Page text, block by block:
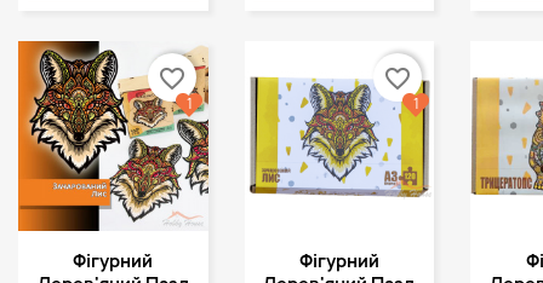
Швидкий
Фігурний
favorite_border
1
Швидкий
Фігурний
favorite_border
1
